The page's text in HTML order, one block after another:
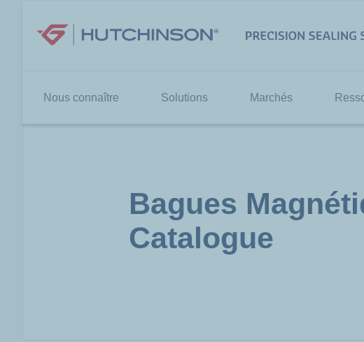
contenu
Nous connaître Solutions Marchés
Bagues
Catalogue